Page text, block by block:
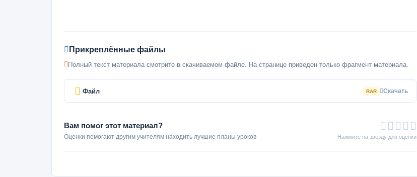
Прикреплённые файлы
Полный текст материала смотрите в скачиваемом файле. На странице приведен только фрагмент материала.
Файл RAR Скачать
Вам помог этот материал?
Оценки помогают другим учителям находить лучшие планы уроков Нажмите на звезду для оценки